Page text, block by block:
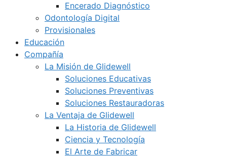
Encerado Diagnóstico
Odontología Digital
Provisionales
Educación
Compañía
La Misión de Glidewell
Soluciones Educativas
Soluciones Preventivas
Soluciones Restauradoras
La Ventaja de Glidewell
La Historia de Glidewell
Ciencia y Tecnología
El Arte de Fabricar